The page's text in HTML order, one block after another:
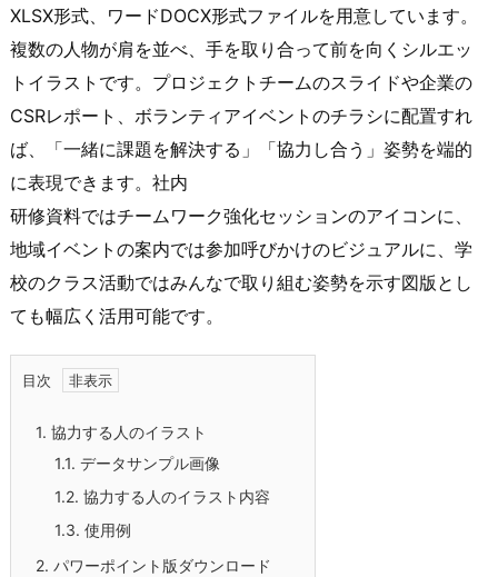
XLSX形式、ワードDOCX形式ファイルを用意しています。
複数の人物が肩を並べ、手を取り合って前を向くシルエッ
トイラストです。プロジェクトチームのスライドや企業の
CSRレポート、ボランティアイベントのチラシに配置すれ
ば、「一緒に課題を解決する」「協力し合う」姿勢を端的
に表現できます。社内
研修資料ではチームワーク強化セッションのアイコンに、
地域イベントの案内では参加呼びかけのビジュアルに、学
校のクラス活動ではみんなで取り組む姿勢を示す図版とし
ても幅広く活用可能です。
目次
1. 協力する人のイラスト
1.1. データサンプル画像
1.2. 協力する人のイラスト内容
1.3. 使用例
2. パワーポイント版ダウンロード